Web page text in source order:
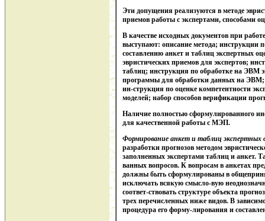
Эти допущения реализуются в методе
приемов работы с экспертами, способами
В качестве исходных документов при
выступают: описание метода; инструкции
составлению анкет и таблиц экспертных
эвристических приемов для экспертов;
таблиц; инструкция по обработке на ЭВМ
программы для обработки данных на
ин-струкция по оценке компетентности
моделей; набор способов верификации
Наличие полностью сформулированного
для качественной работы с МЭП.
Формирование анкет и таблиц экспертных
разработки прогнозов методом
заполненных экспертами таблиц и анкет.
ванных вопросов. К вопросам в анкетах
должны быть сформулированы в
исключать всякую смысло-вую
соответ-ствовать структуре объекта
трех перечисленных ниже видов. В
процедура его форму-лирования и